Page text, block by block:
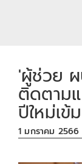
'ผู้ช่วย
ติดตาม
ปีใหม่เข้ม
1 มกราคม 2566